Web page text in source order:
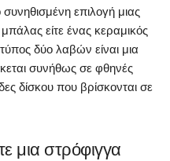
συνηθισμένη επιλογή μιας
μπάλας είτε ένας κεραμικός
δύο λαβών είναι μια
συνήθως σε φθηνές
δίσκου που βρίσκονται σε
μια στρόφιγγα